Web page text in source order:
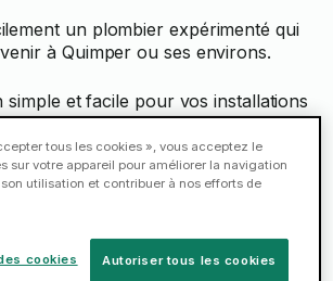
un plombier expérimenté qui
à Quimper ou ses environs.
simple et facile pour vos installations
de sanitaires, robinets, douches,
eaux, etc.
tous les cookies », vous acceptez le
sur votre appareil pour améliorer la navigation
utilisation et contribuer à nos efforts de
Autoriser tous les cookies
cookies